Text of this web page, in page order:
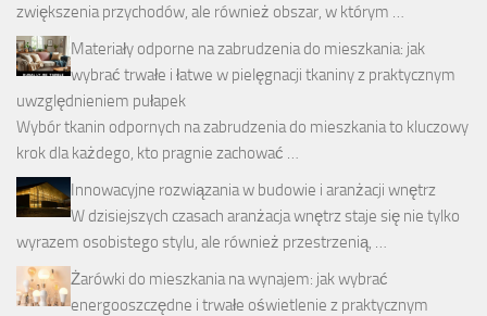
zwiększenia przychodów, ale również obszar, w którym …
Materiały odporne na zabrudzenia do mieszkania: jak
wybrać trwałe i łatwe w pielęgnacji tkaniny z praktycznym
uwzględnieniem pułapek
Wybór tkanin odpornych na zabrudzenia do mieszkania to kluczowy
krok dla każdego, kto pragnie zachować …
Innowacyjne rozwiązania w budowie i aranżacji wnętrz
W dzisiejszych czasach aranżacja wnętrz staje się nie tylko
wyrazem osobistego stylu, ale również przestrzenią, …
Żarówki do mieszkania na wynajem: jak wybrać
energooszczędne i trwałe oświetlenie z praktycznym